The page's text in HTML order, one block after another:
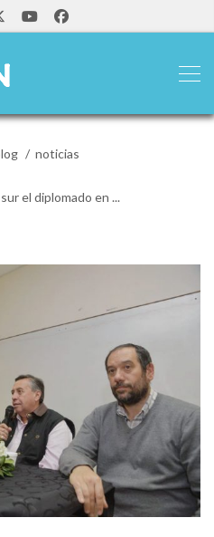
noticias
el diplomado en ...